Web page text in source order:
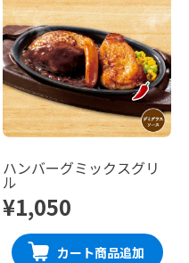
ハンバーグミックスグリ
ル
¥1,050
カート商品追加